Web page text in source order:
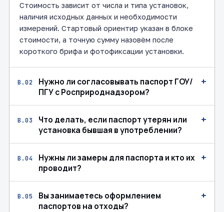
Стоимость зависит от числа и типа установок,
наличия исходных данных и необходимости
измерений. Стартовый ориентир указан в блоке
стоимости, а точную сумму назовём после
короткого брифа и фотофиксации установки.
В.02
Нужно ли согласовывать паспорт ГОУ/
ПГУ с Росприроднадзором?
+
В.03
Что делать, если паспорт утерян или
установка бывшая в употреблении?
+
В.04
Нужны ли замеры для паспорта и кто их
проводит?
+
В.05
Вы занимаетесь оформлением
паспортов на отходы?
+